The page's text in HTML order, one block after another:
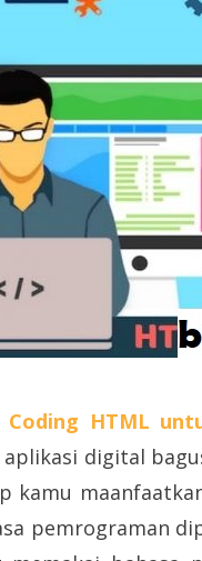
HTML
digital
kamu
pemrograman